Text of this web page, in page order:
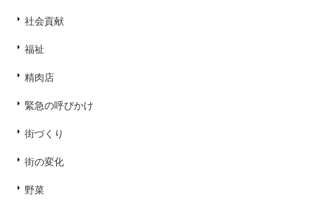
社会貢献
福祉
精肉店
緊急の呼びかけ
街づくり
街の変化
野菜